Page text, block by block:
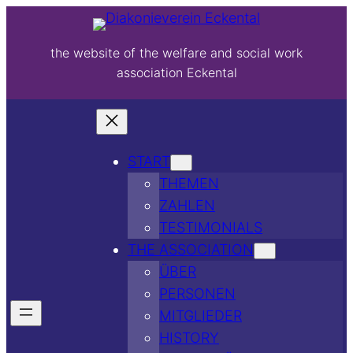
the website of the welfare and social work
association Eckental
START
THEMEN
ZAHLEN
TESTIMONIALS
THE ASSOCIATION
ÜBER
PERSONEN
MITGLIEDER
HISTORY